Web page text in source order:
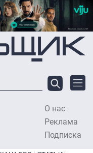
О нас
Реклама
Подписка